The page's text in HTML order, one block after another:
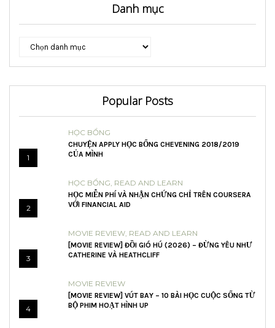
Danh mục
Danh
Popular Posts
1
HỌC BỔNG
CHUYỆN APPLY HỌC BỔNG CHEVENING 2018/2019
CỦA MÌNH
2
HỌC BỔNG READ AND LEARN
HỌC MIỄN PHÍ VÀ NHẬN CHỨNG CHỈ TRÊN COURSERA
VỚI FINANCIAL AID
3
MOVIE REVIEW READ AND LEARN
[MOVIE REVIEW] ĐỒI GIÓ HÚ (2026) – ĐỪNG YÊU NHƯ
CATHERINE VÀ HEATHCLIFF
4
MOVIE REVIEW
[MOVIE REVIEW] VÚT BAY – 10 BÀI HỌC CUỘC SỐNG TỪ
BỘ PHIM HOẠT HÌNH UP